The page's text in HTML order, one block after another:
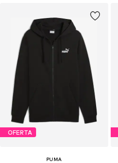
OFERTA
PUMA